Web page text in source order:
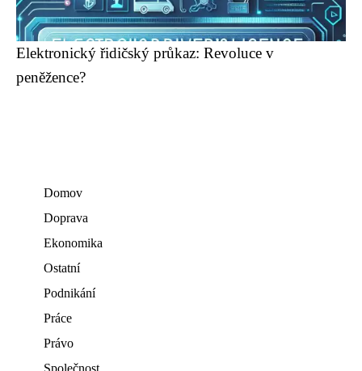
Elektronický řidičský průkaz: Revoluce v
peněžence?
Domov
Doprava
Ekonomika
Ostatní
Podnikání
Práce
Právo
Společnost